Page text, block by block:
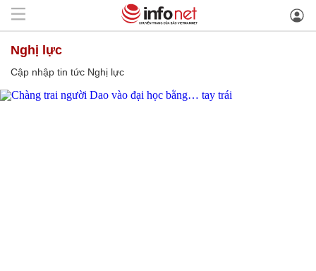
Nghị lực
Cập nhập tin tức Nghị lực